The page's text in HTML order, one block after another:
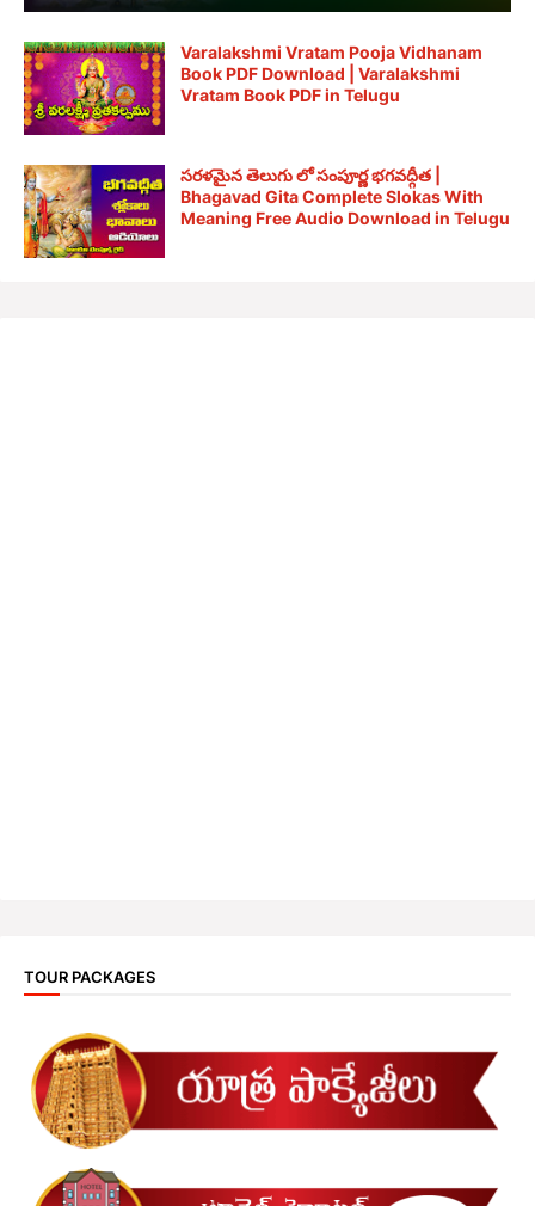
Varalakshmi Vratam Pooja Vidhanam
Book PDF Download | Varalakshmi
Vratam Book PDF in Telugu
సరళమైన తెలుగు లో సంపూర్ణ భగవద్గీత |
Bhagavad Gita Complete Slokas With
Meaning Free Audio Download in Telugu
TOUR PACKAGES